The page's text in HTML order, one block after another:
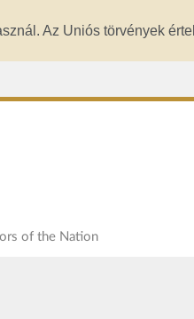
Az Uniós törvények
of the Nation